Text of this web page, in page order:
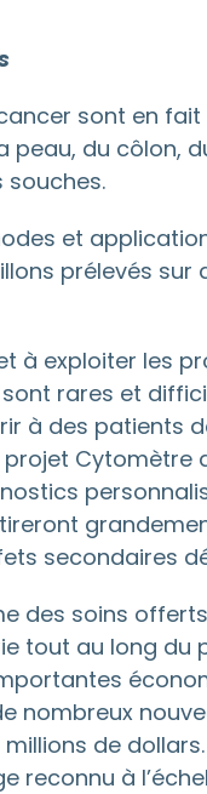
sont en
peau, du côlon,
et
prélevés sur
exploiter les
rares et
à des patients
Cytomètre
secondaires
des soins
tout au long
nombreux
de
reconnu à